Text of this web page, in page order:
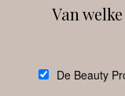
Van
De Beauty